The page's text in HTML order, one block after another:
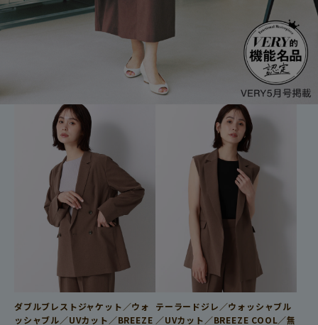
ダブルブレストジャケット／ウォ
ッシャブル／UVカット／BREEZE
テーラードジレ／ウォッシャブル
／UVカット／BREEZE COOL／無